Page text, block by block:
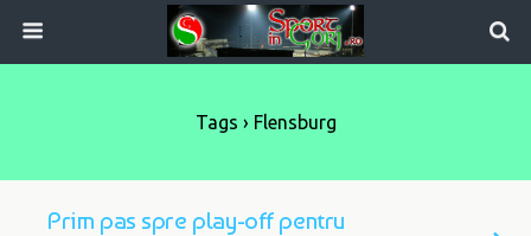
Tags › Flensburg
Prim pas spre play-off pentru